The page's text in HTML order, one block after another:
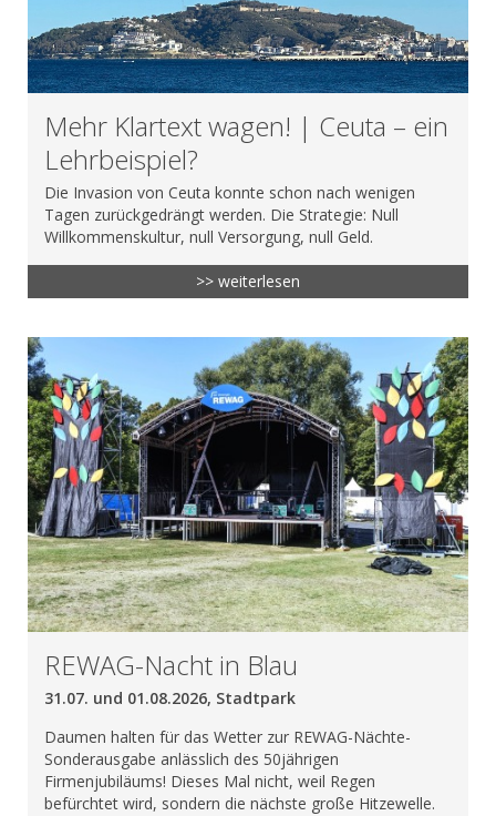
Mehr Klartext wagen! | Ceuta – ein
Lehrbeispiel?
Die Invasion von Ceuta konnte schon nach wenigen
Tagen zurückgedrängt werden. Die Strategie: Null
Willkommenskultur, null Versorgung, null Geld.
>> weiterlesen
REWAG-Nacht in Blau
31.07. und 01.08.2026, Stadtpark
Daumen halten für das Wetter zur REWAG-Nächte-
Sonderausgabe anlässlich des 50jährigen
Firmenjubiläums! Dieses Mal nicht, weil Regen
befürchtet wird, sondern die nächste große Hitzewelle.